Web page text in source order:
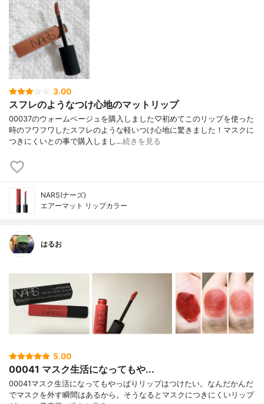
3.00
スフレのようなつけ心地のマットリップ
00037のウォームベージュを購入しました♡初めてこのリップを使った
時のフワフワしたスフレのような軽いつけ心地に驚きました！マスクに
つきにくいとの事で購入しまし…続きを見る
NARS(ナーズ)
エアーマット リップカラー
はるお
5.00
00041 マスク生活になってもや...
00041マスク生活になってもやっぱりリップはつけたい。なんだかんだ
でマスクを外す瞬間はあるから。そうなるとマスクにつきにくいリップ